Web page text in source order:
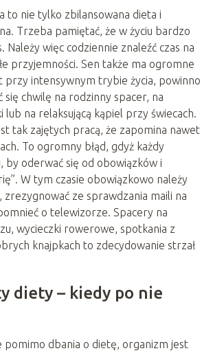
to nie tylko zbilansowana dieta i
Trzeba pamiętać, że w życiu bardzo
Należy więc codziennie znaleźć czas na
przyjemności. Sen także ma ogromne
przy intensywnym trybie życia, powinno
chwilę na rodzinny spacer, na
lub na relaksującą kąpiel przy świecach.
tak zajętych pracą, że zapomina nawet
To ogromny błąd, gdyż każdy
by oderwać się od obowiązków i
W tym czasie obowiązkowo należy
zrezygnować ze sprawdzania maili na
o telewizorze. Spacery na
wycieczki rowerowe, spotkania z
knajpkach to zdecydowanie strzał
diety – kiedy po nie
pomimo dbania o dietę, organizm jest